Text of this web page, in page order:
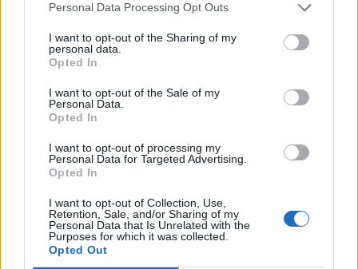
Personal Data Processing Opt Outs
I want to opt-out of the Sharing of my
personal data.
Opted In
I want to opt-out of the Sale of my
Personal Data.
Opted In
I want to opt-out of processing my
Personal Data for Targeted Advertising.
Opted In
I want to opt-out of Collection, Use,
Retention, Sale, and/or Sharing of my
Personal Data that Is Unrelated with the
Purposes for which it was collected.
Opted Out
Susțineți presa liberă! Donați aici pentru
Ziaristii.com!
24 de ore
Argentina a reușit! Metoda Milei: nu crești
taxele, ci scazi cheltuielile...
Lupta politicii românești cu prezentul
Cărbune și picioare-n gard